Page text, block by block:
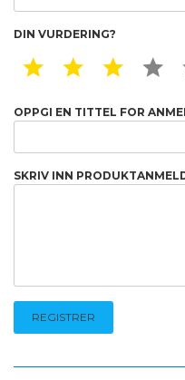
DIN VURDERING?
1 STAR2 STAR
3
OPPGI EN TITTEL FOR
SKRIV INN